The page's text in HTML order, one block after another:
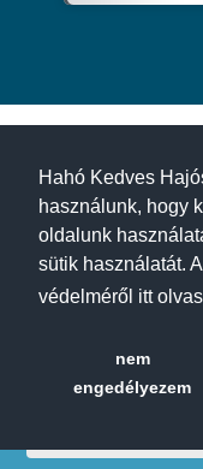
Hahó Kedves
használunk, hogy
oldalunk
sütik használatát.
védelméről itt
nem
engedélyezem